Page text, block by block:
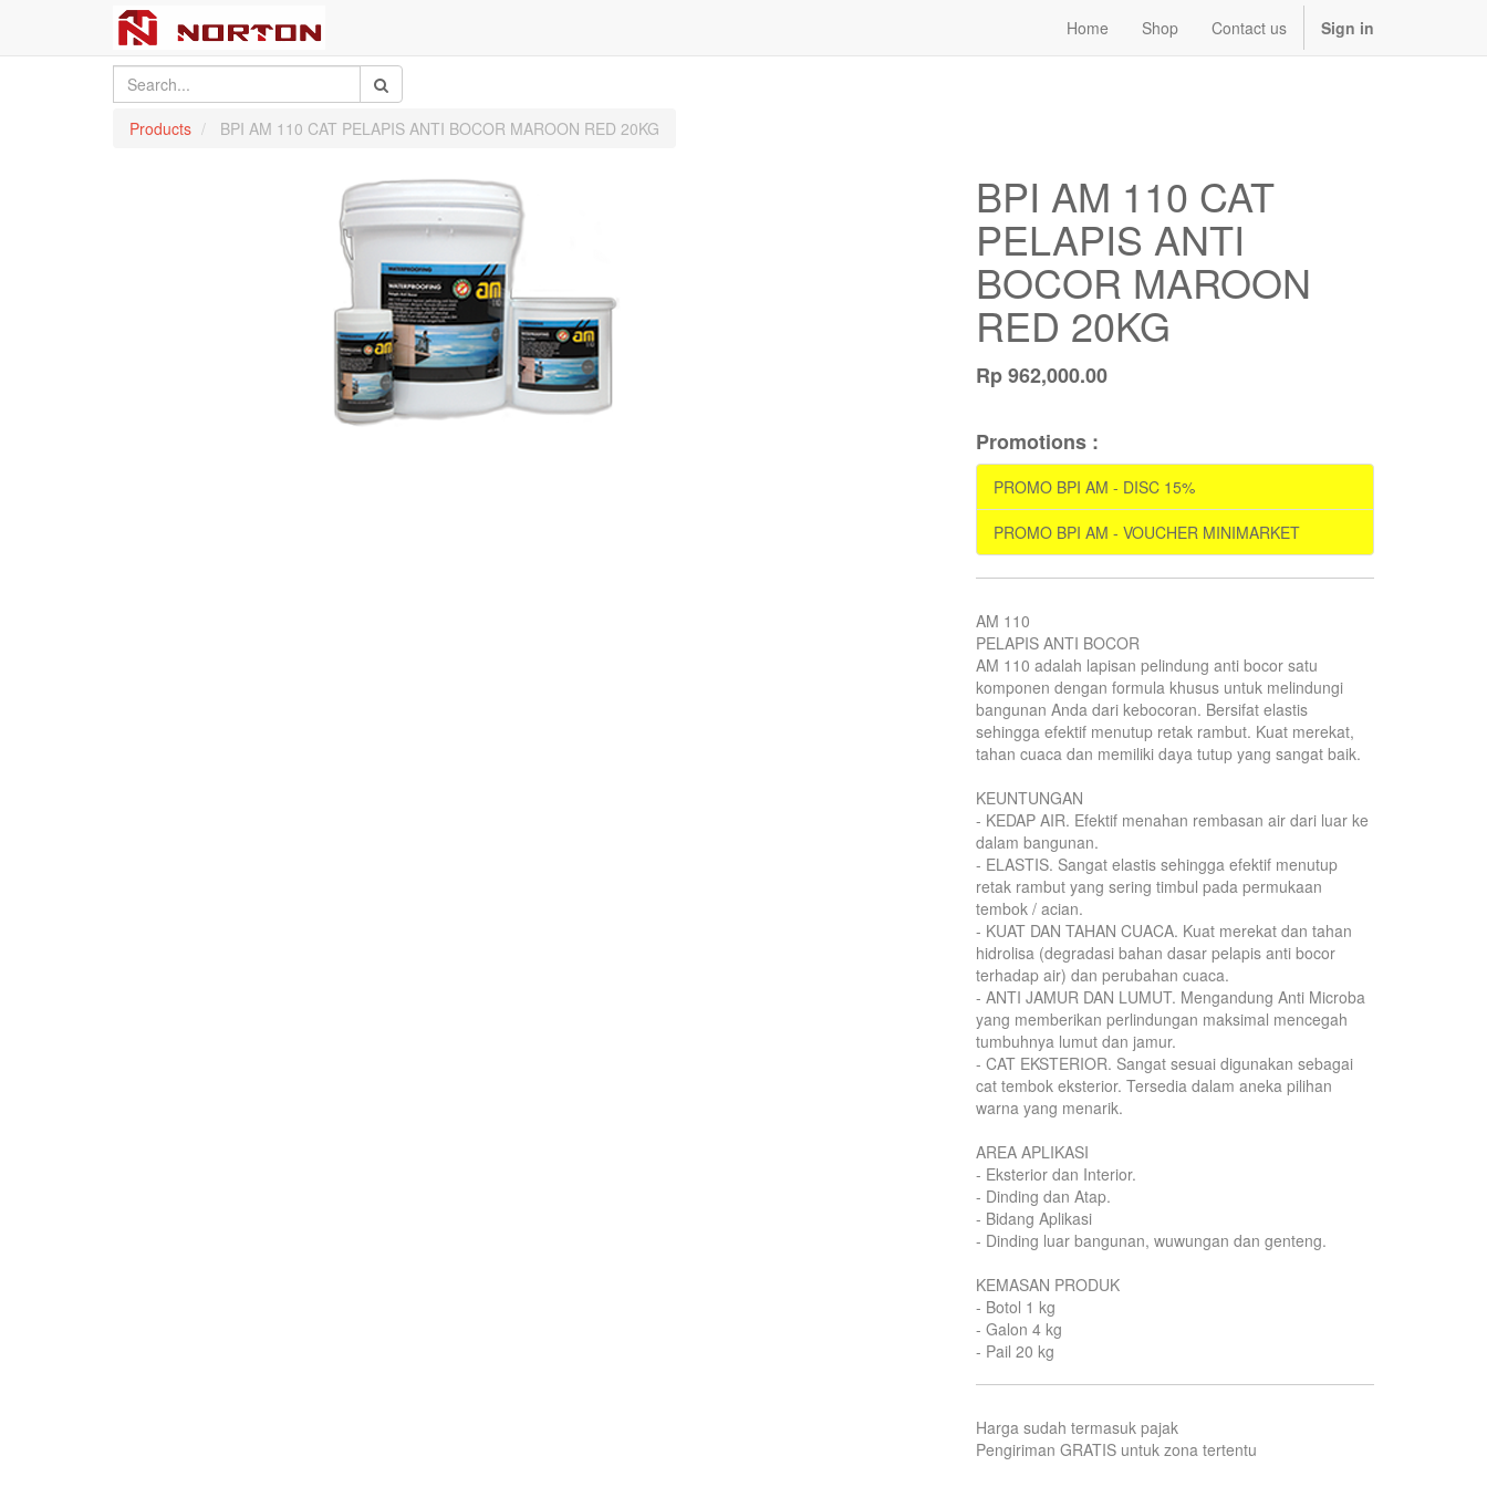
Home Shop Contact us Sign in
Products BPI AM 110 CAT PELAPIS ANTI BOCOR MAROON RED 20KG
BPI AM 110 CAT
PELAPIS ANTI
BOCOR MAROON
RED 20KG
Rp962,000.00
Promotions :
PROMO BPI AM - DISC 15%
PROMO BPI AM - VOUCHER MINIMARKET
AM 110
PELAPIS ANTI BOCOR
AM 110 adalah lapisan pelindung anti bocor satu
komponen dengan formula khusus untuk melindungi
bangunan Anda dari kebocoran. Bersifat elastis
sehingga efektif menutup retak rambut. Kuat merekat,
tahan cuaca dan memiliki daya tutup yang sangat baik.
KEUNTUNGAN
- KEDAP AIR. Efektif menahan rembasan air dari luar ke
dalam bangunan.
- ELASTIS. Sangat elastis sehingga efektif menutup
retak rambut yang sering timbul pada permukaan
tembok / acian.
- KUAT DAN TAHAN CUACA. Kuat merekat dan tahan
hidrolisa (degradasi bahan dasar pelapis anti bocor
terhadap air) dan perubahan cuaca.
- ANTI JAMUR DAN LUMUT. Mengandung Anti Microba
yang memberikan perlindungan maksimal mencegah
tumbuhnya lumut dan jamur.
- CAT EKSTERIOR. Sangat sesuai digunakan sebagai
cat tembok eksterior. Tersedia dalam aneka pilihan
warna yang menarik.
AREA APLIKASI
- Eksterior dan Interior.
- Dinding dan Atap.
- Bidang Aplikasi
- Dinding luar bangunan, wuwungan dan genteng.
KEMASAN PRODUK
- Botol 1 kg
- Galon 4 kg
- Pail 20 kg
Harga sudah termasuk pajak
Pengiriman GRATIS untuk zona tertentu